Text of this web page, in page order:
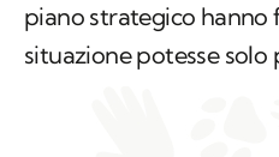
piano strategico hanno
situazione potesse solo